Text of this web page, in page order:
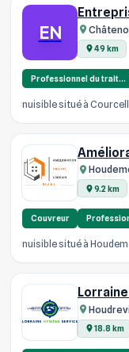
EN
49 km
Professionnel du trait…
nuisible situé à
9.2 km
Couvreur
nuisible situé à
18.8 km